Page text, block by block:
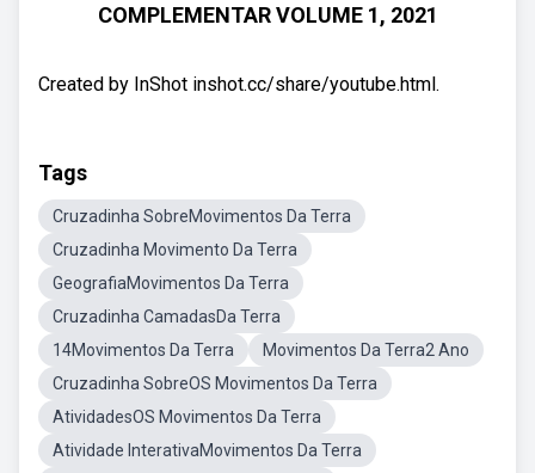
COMPLEMENTAR VOLUME 1, 2021
Created by InShot inshot.cc/share/youtube.html.
Tags
Cruzadinha SobreMovimentos Da Terra
Cruzadinha Movimento Da Terra
GeografiaMovimentos Da Terra
Cruzadinha CamadasDa Terra
14Movimentos Da Terra
Movimentos Da Terra2 Ano
Cruzadinha SobreOS Movimentos Da Terra
AtividadesOS Movimentos Da Terra
Atividade InterativaMovimentos Da Terra